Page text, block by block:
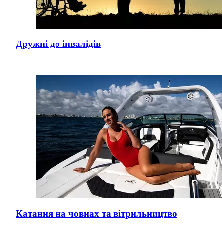
Дружні до інвалідів
Катання на човнах та вітрильництво